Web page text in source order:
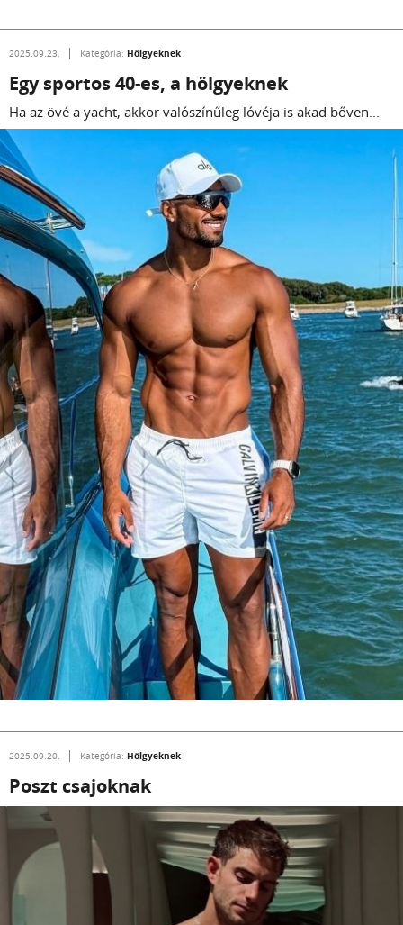
2025.09.23. Kategória: Hölgyeknek
Egy sportos 40-es, a hölgyeknek
Ha az övé a yacht, akkor valószínűleg lóvéja is akad bőven...
2025.09.20. Kategória: Hölgyeknek
Poszt csajoknak